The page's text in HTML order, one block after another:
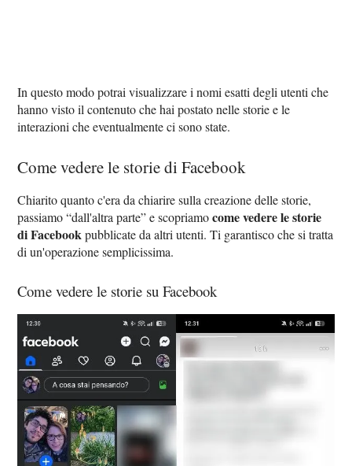
In questo modo potrai visualizzare i nomi esatti degli utenti che
hanno visto il contenuto che hai postato nelle storie e le
interazioni che eventualmente ci sono state.
Come vedere le storie di Facebook
Chiarito quanto c'era da chiarire sulla creazione delle storie,
passiamo “dall'altra parte” e scopriamocome vedere le storie
di Facebookpubblicate da altri utenti. Ti garantisco che si tratta
di un'operazione semplicissima.
Come vedere le storie su Facebook